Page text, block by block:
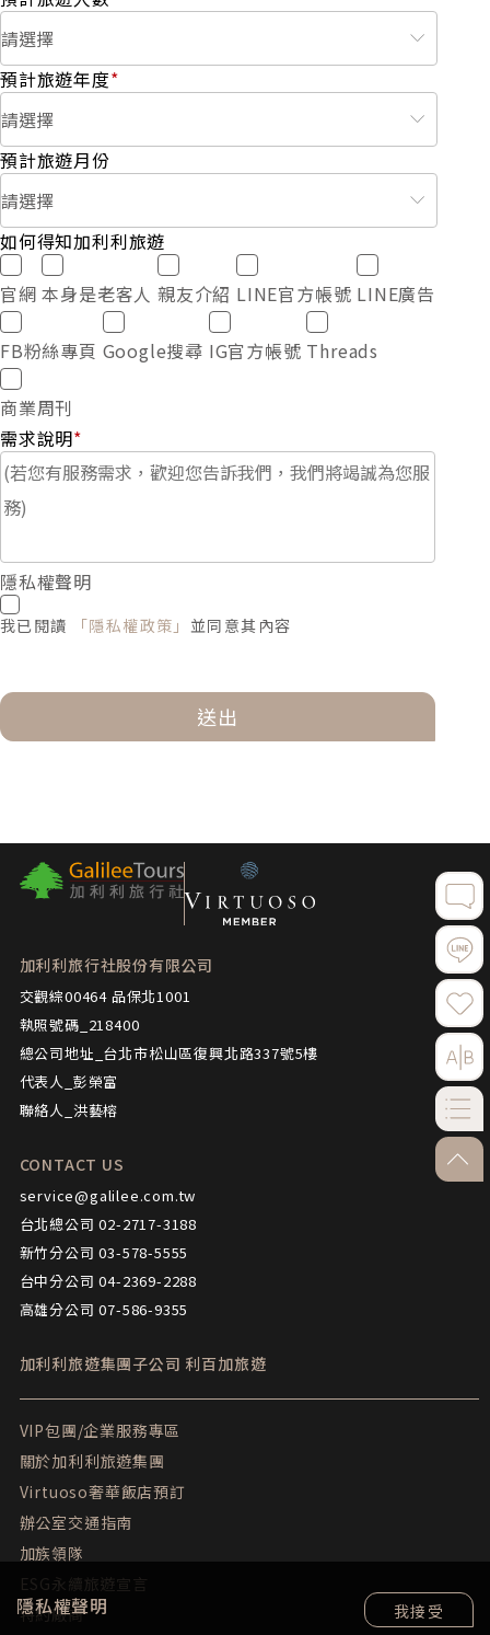
預計旅遊年度*
預計旅遊月份
如何得知加利利旅遊
官網 本身是老客人 親友介紹 LINE官方帳號 LINE廣告
FB粉絲專頁 Google搜尋 IG官方帳號 Threads
商業周刊
需求說明*
隱私權聲明
我已閱讀 「隱私權政策」 並同意其內容
送出
隱私權聲明 我接受
go-
加利利旅行社股份有限公司
交觀綜00464 品保北1001
執照號碼_218400
總公司地址_台北市松山區復興北路337號5樓
代表人_彭榮富
聯絡人_洪藝榕
CONTACT US
service@galilee.com.tw
台北總公司 02-2717-3188
新竹分公司 03-578-5555
台中分公司 04-2369-2288
高雄分公司 07-586-9355
加利利旅遊集團子公司 利百加旅遊
VIP包團/企業服務專區
關於加利利旅遊集團
Virtuoso奢華飯店預訂
辦公室交通指南
加族領隊
ESG永續旅遊宣言
特約廠商